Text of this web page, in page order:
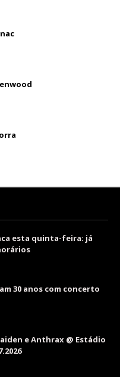
esta quinta-feira: já
30 anos com concerto
e Anthrax @ Estádio